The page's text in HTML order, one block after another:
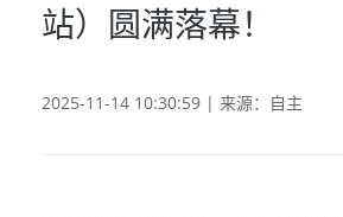
站）圆满落幕！
2025-11-14 10:30:59 | 来源：自主